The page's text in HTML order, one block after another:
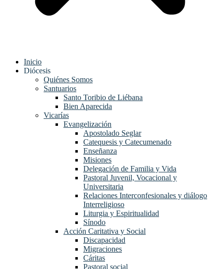
Inicio
Diócesis
Quiénes Somos
Santuarios
Santo Toribio de Liébana
Bien Aparecida
Vicarías
Evangelización
Apostolado Seglar
Catequesis y Catecumenado
Enseñanza
Misiones
Delegación de Familia y Vida
Pastoral Juvenil, Vocacional y
Universitaria
Relaciones Interconfesionales y diálogo
Interreligioso
Liturgia y Espiritualidad
Sínodo
Acción Caritativa y Social
Discapacidad
Migraciones
Cáritas
Pastoral social